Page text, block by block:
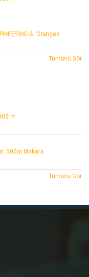
B, Oranges
Tümünü Gör
m
500m Makara
Tümünü Gör